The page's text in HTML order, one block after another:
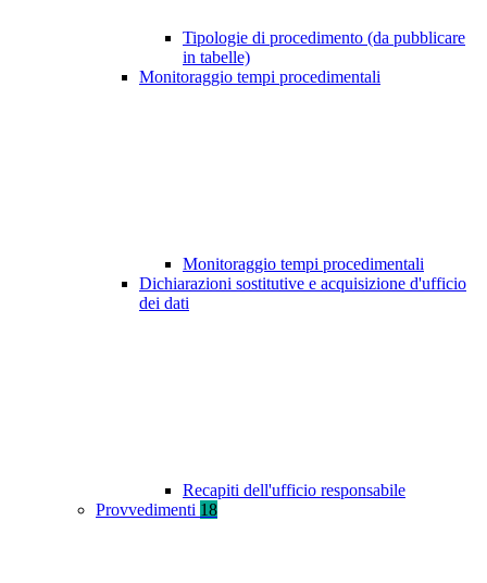
Tipologie di procedimento (da pubblicare
in tabelle)
Monitoraggio tempi procedimentali
Monitoraggio tempi procedimentali
Dichiarazioni sostitutive e acquisizione d'ufficio
dei dati
Recapiti dell'ufficio responsabile
Provvedimenti 18